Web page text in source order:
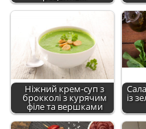
Ніжний крем-суп з
брокколі з курячим
філе та вершками
із